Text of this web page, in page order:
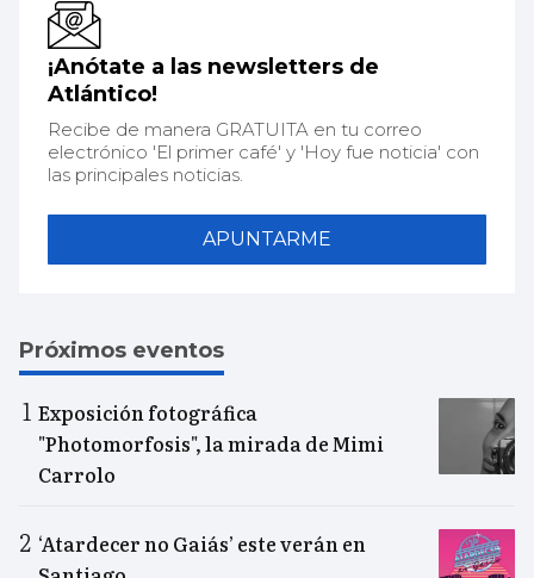
¡Anótate a las newsletters de
Atlántico!
Recibe de manera GRATUITA en tu correo
electrónico 'El primer café' y 'Hoy fue noticia' con
las principales noticias.
APUNTARME
Próximos eventos
Exposición fotográfica
"Photomorfosis", la mirada de Mimi
Carrolo
‘Atardecer no Gaiás’ este verán en